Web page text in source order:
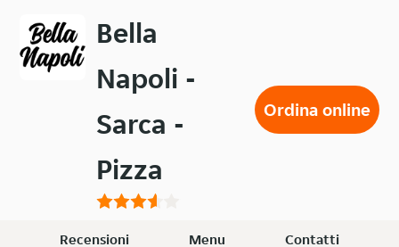
contenuto
principale
Bella
Napoli -
Sarca -
Pizza
Ordina online
Recensioni Menu Contatti